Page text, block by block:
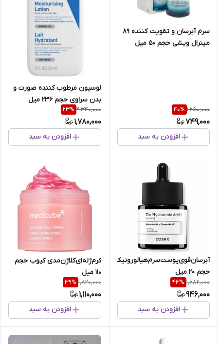
سرم‌ آبرسان‌ و تقویت‌ کننده‌ 89
مینرال‌ ویشی‌ حجم 50 میل
1,250,000
40%
749,000
افزودن به سبد
لوسیون مرطوب کننده صورت و
بدن سراوی حجم 236 میل
2,340,000
23%
1,780,000
افزودن به سبد
آبرسان‌قوی‌پوست‌سرم‌هیالورونیک‌اسید%3مرطوب‌کننده‌
حجم 20 میل
1,682,000
43%
946,000
افزودن به سبد
کرم‌ژله‌ای‌کلاژن‌مدی کیوب حجم
110 میل
1,820,000
39%
1,110,000
افزودن به سبد